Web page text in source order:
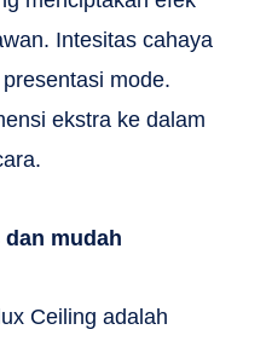
Intesitas cahaya
mode.
ekstra ke dalam
mudah
Ceiling adalah